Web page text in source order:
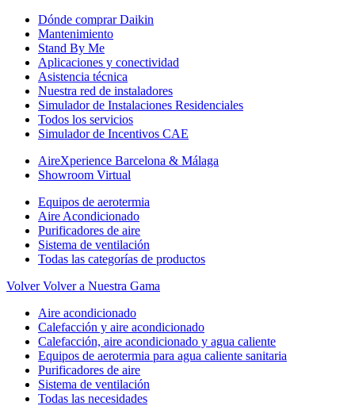
Dónde comprar Daikin
Mantenimiento
Stand By Me
Aplicaciones y conectividad
Asistencia técnica
Nuestra red de instaladores
Simulador de Instalaciones Residenciales
Todos los servicios
Simulador de Incentivos CAE
AireXperience Barcelona & Málaga
Showroom Virtual
Equipos de aerotermia
Aire Acondicionado
Purificadores de aire
Sistema de ventilación
Todas las categorías de productos
Volver Volver a Nuestra Gama
Aire acondicionado
Calefacción y aire acondicionado
Calefacción, aire acondicionado y agua caliente
Equipos de aerotermia para agua caliente sanitaria
Purificadores de aire
Sistema de ventilación
Todas las necesidades